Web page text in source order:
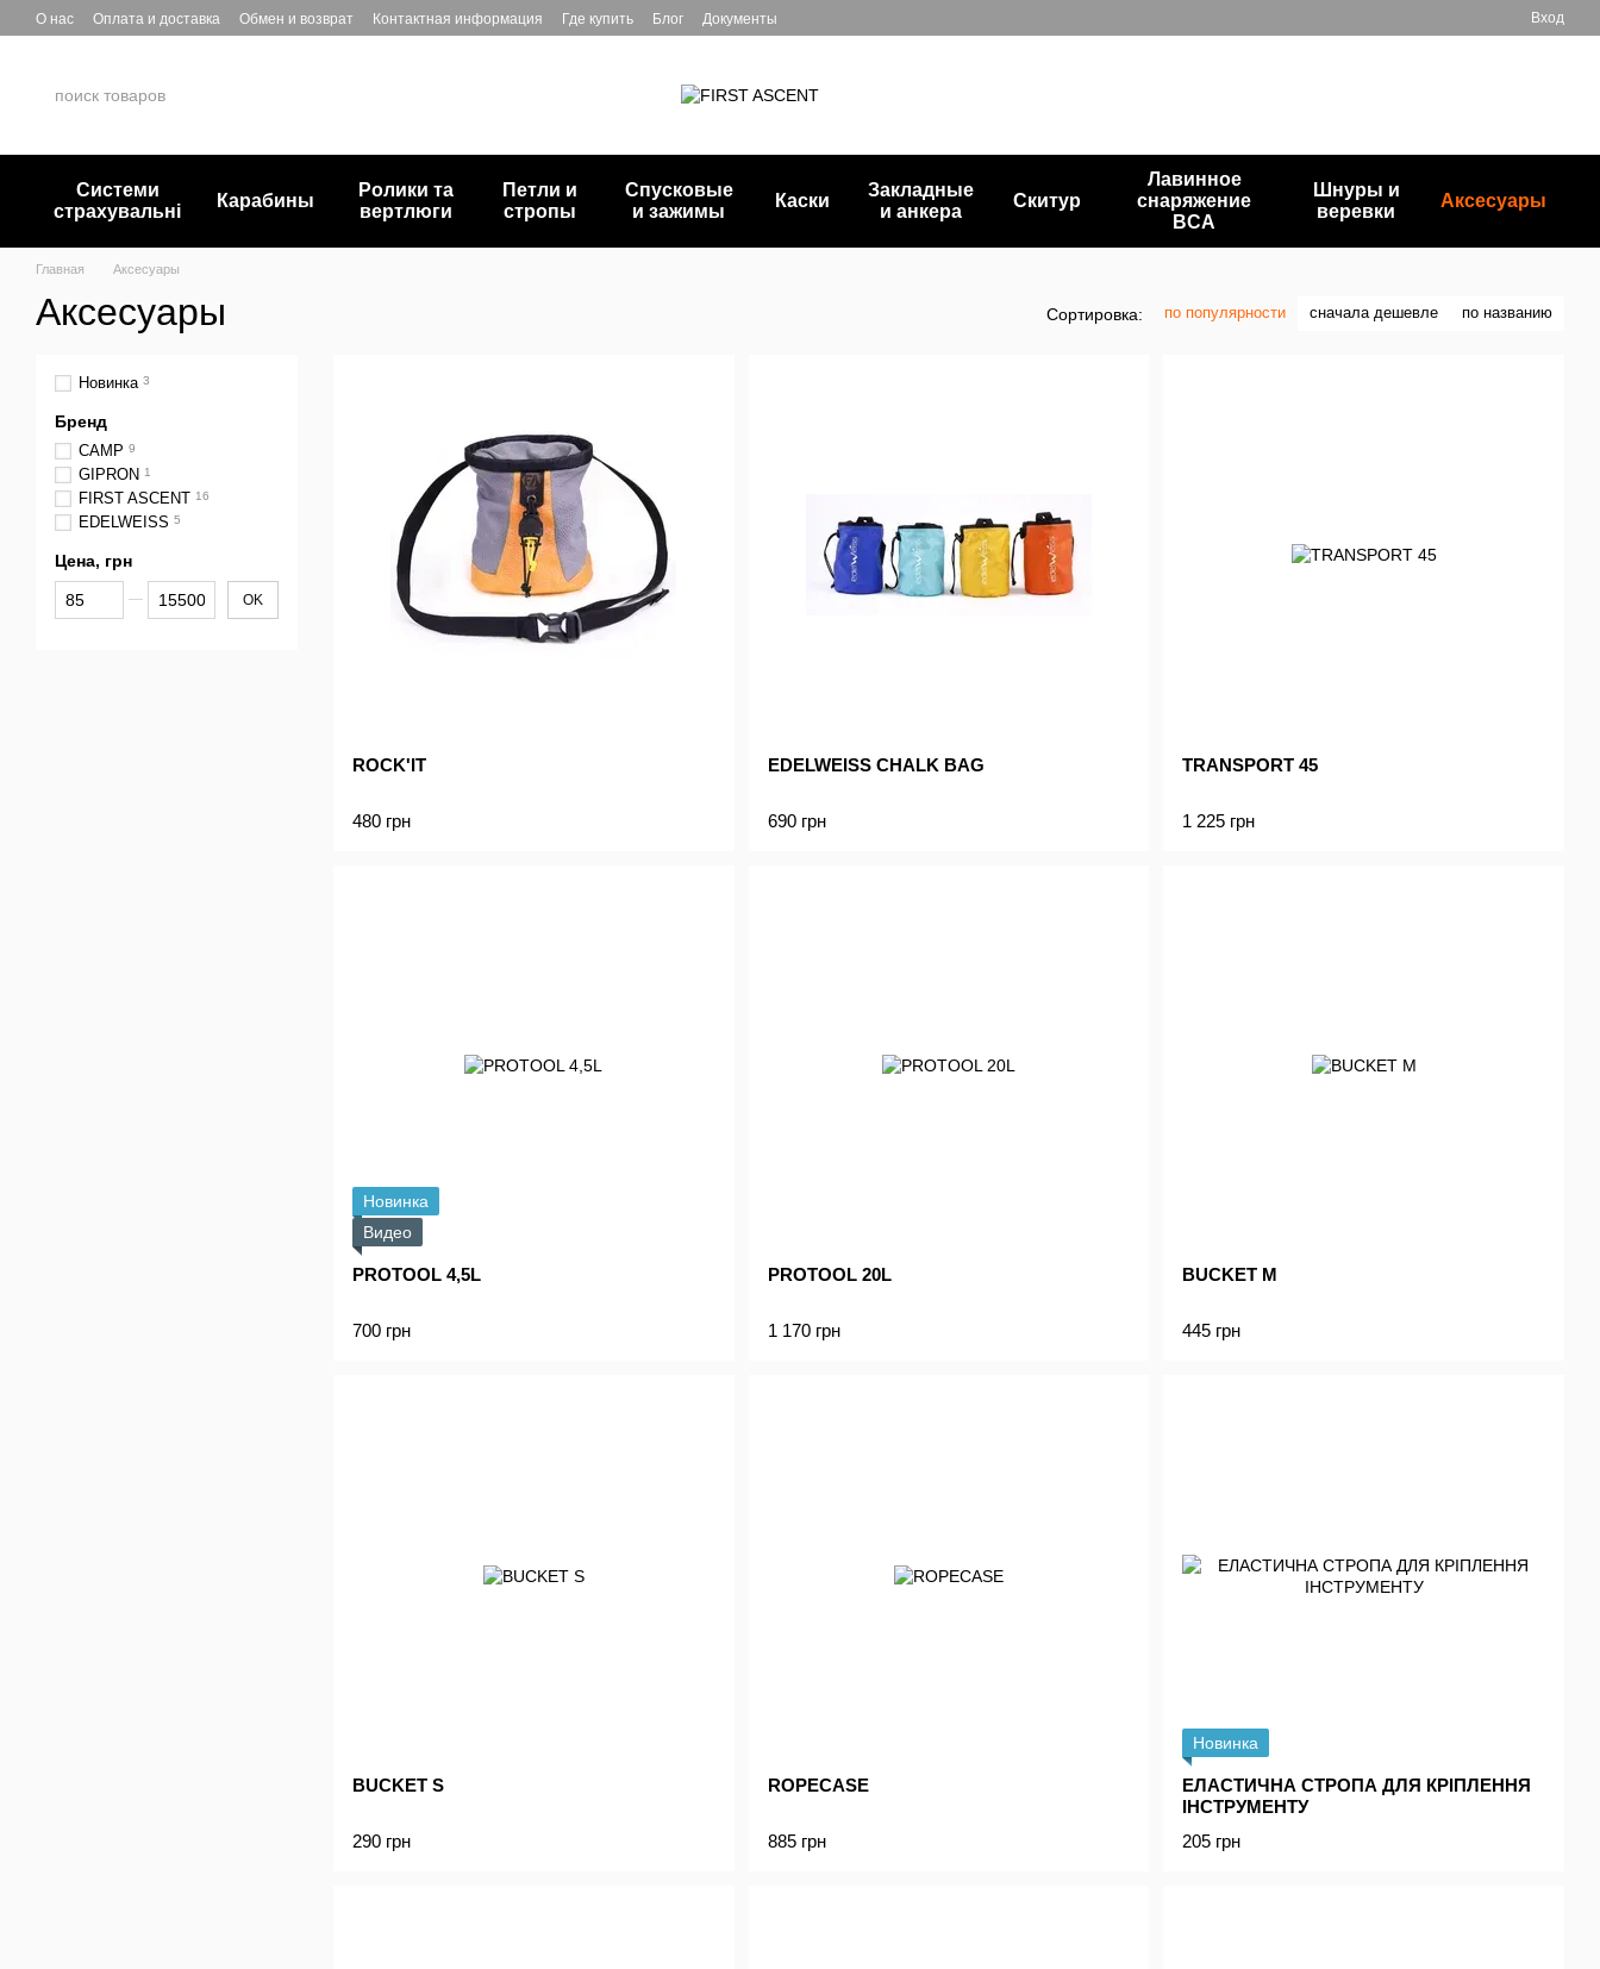
Перейти к основному контенту
О нас Оплата и доставка Обмен и возврат Контактная информация Где купить Блог Документы Вход
Системи
страхувальні
Карабины
Ролики та
вертлюги
Петли и
стропы
Спусковые
и зажимы
Каски
Закладные
и анкера
Скитур
Лавинное
снаряжение
BCA
Шнуры и
веревки
Аксесуары
Главная Аксесуары
Аксесуары Сортировка: по популярности сначала дешевле по названию
ROCK'IT
480 грн
EDELWEISS CHALK BAG
690 грн
TRANSPORT 45
1 225 грн
Новинка
Видео
PROTOOL 4,5L
700 грн
PROTOOL 20L
1 170 грн
BUCKET M
445 грн
BUCKET S
290 грн
ROPECASE
885 грн
Новинка
ЕЛАСТИЧНА СТРОПА ДЛЯ КРІПЛЕННЯ
ІНСТРУМЕНТУ
205 грн
Новинка 3
Бренд
CAMP 9
GIPRON 1
FIRST ASCENT 16
EDELWEISS 5
Цена, грн
От Цена, грн
До Цена, грн OK